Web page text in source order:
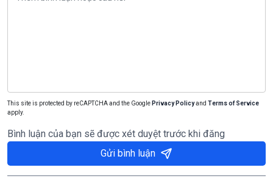
This site is protected by reCAPTCHA and the Google Privacy Policyand Terms of Service
apply.
Bình luận của bạn sẽ được xét duyệt trước khi đăng
Gửi bình luận